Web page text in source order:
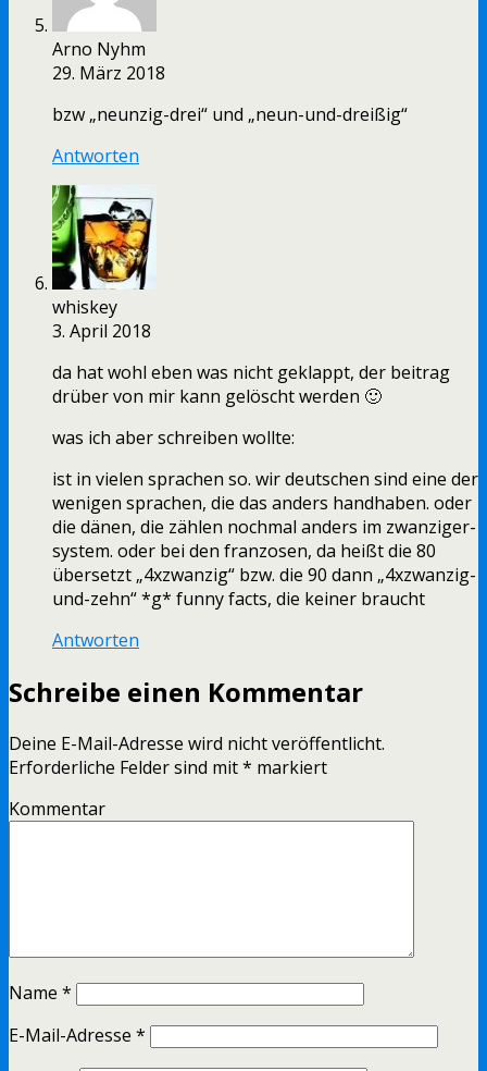
Arno Nyhm
29. März 2018
bzw „neunzig-drei“ und „neun-und-dreißig“
Antworten
whiskey
3. April 2018
da hat wohl eben was nicht geklappt, der beitrag
drüber von mir kann gelöscht werden 🙂
was ich aber schreiben wollte:
ist in vielen sprachen so. wir deutschen sind eine der
wenigen sprachen, die das anders handhaben. oder
die dänen, die zählen nochmal anders im zwanziger-
system. oder bei den franzosen, da heißt die 80
übersetzt „4xzwanzig“ bzw. die 90 dann „4xzwanzig-
und-zehn“ *g* funny facts, die keiner braucht
Antworten
Schreibe einen Kommentar
Deine E-Mail-Adresse wird nicht veröffentlicht.
Erforderliche Felder sind mit* markiert
Kommentar
Name *
E-Mail-Adresse *